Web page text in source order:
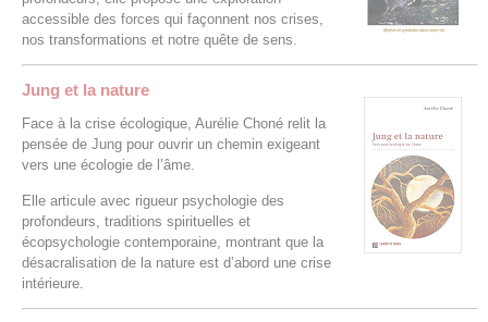
accessible des forces qui façonnent nos crises,
nos transformations et notre quête de sens.
Jung et la nature
Face à la crise écologique, Aurélie Choné relit la
pensée de Jung pour ouvrir un chemin exigeant
vers une écologie de l’âme.
Elle articule avec rigueur psychologie des
profondeurs, traditions spirituelles et
écopsychologie contemporaine, montrant que la
désacralisation de la nature est d’abord une crise
intérieure.